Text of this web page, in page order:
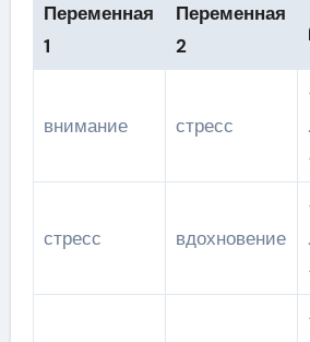
Переменная
1
Переменная
2
внимание стресс
.
стресс вдохновение
.